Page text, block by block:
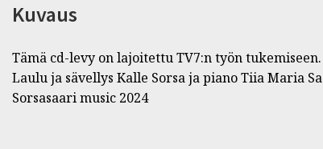
Kuvaus
Tämä cd-levy on lajoitettu TV7:n työn tukemiseen.
Laulu ja sävellys Kalle Sorsa ja piano Tiia Maria
Sorsasaari music 2024